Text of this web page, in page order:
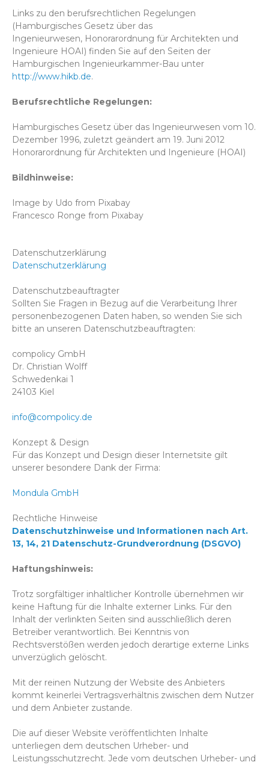
Links zu den berufsrechtlichen Regelungen
(Hamburgisches Gesetz über das
Ingenieurwesen, Honorarordnung für Architekten und
Ingenieure HOAI) finden Sie auf den Seiten der
Hamburgischen Ingenieurkammer-Bau unter
http://www.hikb.de.
Berufsrechtliche Regelungen:
Hamburgisches Gesetz über das Ingenieurwesen vom 10.
Dezember 1996, zuletzt geändert am 19. Juni 2012
Honorarordnung für Architekten und Ingenieure (HOAI)
Bildhinweise:
Image by Udo from Pixabay
Francesco Ronge from Pixabay
Datenschutzerklärung
Datenschutzerklärung
Datenschutzbeauftragter
Sollten Sie Fragen in Bezug auf die Verarbeitung Ihrer
personenbezogenen Daten haben, so wenden Sie sich
bitte an unseren Datenschutzbeauftragten:
compolicy GmbH
Dr. Christian Wolff
Schwedenkai 1
24103 Kiel
info@compolicy.de
Konzept & Design
Für das Konzept und Design dieser Internetsite gilt
unserer besondere Dank der Firma:
Mondula GmbH
Rechtliche Hinweise
Datenschutzhinweise und Informationen nach Art.
13, 14, 21 Datenschutz-Grundverordnung (DSGVO)
Haftungshinweis:
Trotz sorgfältiger inhaltlicher Kontrolle übernehmen wir
keine Haftung für die Inhalte externer Links. Für den
Inhalt der verlinkten Seiten sind ausschließlich deren
Betreiber verantwortlich. Bei Kenntnis von
Rechtsverstößen werden jedoch derartige externe Links
unverzüglich gelöscht.
Mit der reinen Nutzung der Website des Anbieters
kommt keinerlei Vertragsverhältnis zwischen dem Nutzer
und dem Anbieter zustande.
Die auf dieser Website veröffentlichten Inhalte
unterliegen dem deutschen Urheber- und
Leistungsschutzrecht. Jede vom deutschen Urheber- und